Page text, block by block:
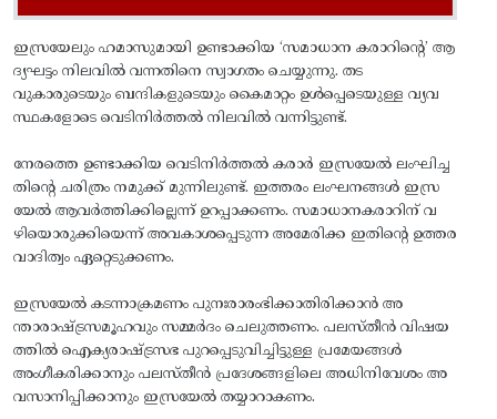
ഇസ്രയേലും ഹമാസുമായി ഉണ്ടാക്കിയ ‘സമാധാന കരാറിന്റെ’ ആ
ദ്യഘട്ടം നിലവിൽ വന്നതിനെ സ്വാഗതം ചെയ്യുന്നു. തട
വുകാരുടെയും ബന്ദികളുടെയും കൈമാറ്റം ഉൾപ്പെടെയുള്ള വ്യവ
സ്ഥകളോടെ വെടിനിർത്തൽ നിലവിൽ വന്നിട്ടുണ്ട്‌.
നേരത്തെ ഉണ്ടാക്കിയ വെടിനിർത്തൽ കരാർ ഇസ്രയേൽ ലംഘിച്ച
തിന്റെ ചരിത്രം നമുക്ക്‌ മുന്നിലുണ്ട്‌. ഇത്തരം ലംഘനങ്ങൾ ഇസ്ര
യേൽ ആവർത്തിക്കില്ലെന്ന്‌ ഉറപ്പാക്കണം. സമാധാനകരാറിന്‌ വ
ഴിയൊരുക്കിയെന്ന്‌ അവകാശപ്പെടുന്ന അമേരിക്ക ഇതിന്റെ ഉത്തര
വാദിത്വം ഏറ്റെടുക്കണം.
ഇസ്രയേൽ കടന്നാക്രമണം പുനഃരാരംഭിക്കാതിരിക്കാൻ അ
ന്താരാഷ്‌ട്രസമ‍ൂഹവും സമ്മർദം ചെലുത്തണം. പലസ്‌തീൻ വിഷയ
ത്തിൽ ഐക്യരാഷ്‌ട്രസഭ പുറപ്പെടുവിച്ചിട്ടുള്ള പ്രമേയങ്ങൾ
അംഗീകരിക്കാനും പലസ്‌തീൻ പ്രദേശങ്ങളിലെ അധിനിവേശം അ
വസാനിപ്പിക്കാനും ഇസ്രയേൽ തയ്യാറാകണം.